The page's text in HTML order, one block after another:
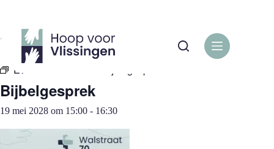
inhoud
« Alle Evenementen
Evenementenreeks:
Bijbelgesprek
19 mei 2028 om 15:00 - 16:30